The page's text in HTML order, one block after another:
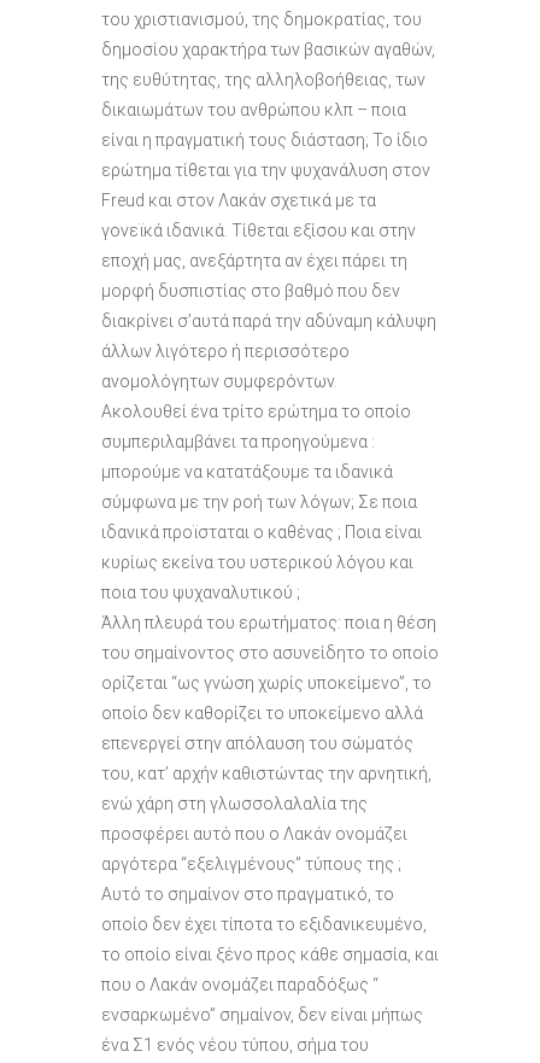
του χριστιανισμού, της δημοκρατίας, του
δημοσίου χαρακτήρα των βασικών αγαθών,
της ευθύτητας, της αλληλοβοήθειας, των
δικαιωμάτων του ανθρώπου κλπ – ποια
είναι η πραγματική τους διάσταση; Το ίδιο
ερώτημα τίθεται για την ψυχανάλυση στον
Freud και στον Λακάν σχετικά με τα
γονεϊκά ιδανικά. Τίθεται εξίσου και στην
εποχή μας, ανεξάρτητα αν έχει πάρει τη
μορφή δυσπιστίας στο βαθμό που δεν
διακρίνει σ’αυτά παρά την αδύναμη κάλυψη
άλλων λιγότερο ή περισσότερο
ανομολόγητων συμφερόντων.
Ακολουθεί ένα τρίτο ερώτημα το οποίο
συμπεριλαμβάνει τα προηγούμενα :
μπορούμε να κατατάξουμε τα ιδανικά
σύμφωνα με την ροή των λόγων; Σε ποια
ιδανικά προϊσταται ο καθένας ; Ποια είναι
κυρίως εκείνα του υστερικού λόγου και
ποια του ψυχαναλυτικού ;
Άλλη πλευρά του ερωτήματος: ποια η θέση
του σημαίνοντος στο ασυνείδητο το οποίο
ορίζεται “ως γνώση χωρίς υποκείμενο”, το
οποίο δεν καθορίζει το υποκείμενο αλλά
επενεργεί στην απόλαυση του σώματός
του, κατ’ αρχήν καθιστώντας την αρνητική,
ενώ χάρη στη γλωσσολαλαλία της
προσφέρει αυτό που ο Λακάν ονομάζει
αργότερα “εξελιγμένους” τύπους της ;
Αυτό το σημαίνον στο πραγματικό, το
οποίο δεν έχει τίποτα το εξιδανικευμένο,
το οποίο είναι ξένο προς κάθε σημασία, και
που ο Λακάν ονομάζει παραδόξως “
ενσαρκωμένο” σημαίνον, δεν είναι μήπως
ένα Σ1 ενός νέου τύπου, σήμα του